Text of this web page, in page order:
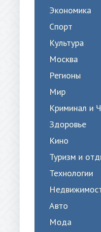
Экономика
Спорт
Культура
Москва
Регионы
Мир
Криминал и
Здоровье
Кино
Туризм и
Технологии
Авто
Мода